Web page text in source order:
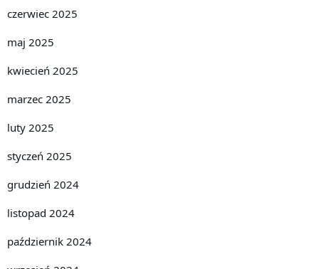
czerwiec 2025
maj 2025
kwiecień 2025
marzec 2025
luty 2025
styczeń 2025
grudzień 2024
listopad 2024
październik 2024